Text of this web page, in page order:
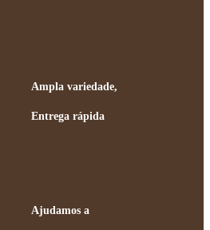
Ampla variedade,
Entrega rápida
Ajudamos a